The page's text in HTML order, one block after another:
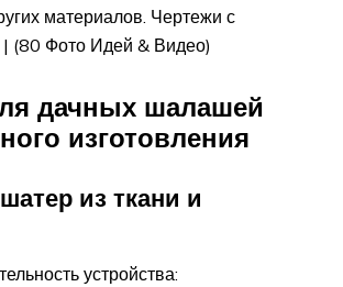
материалов. Чертежи с
(80 Фото Идей & Видео)
дачных шалашей
изготовления
из ткани и
устройства: